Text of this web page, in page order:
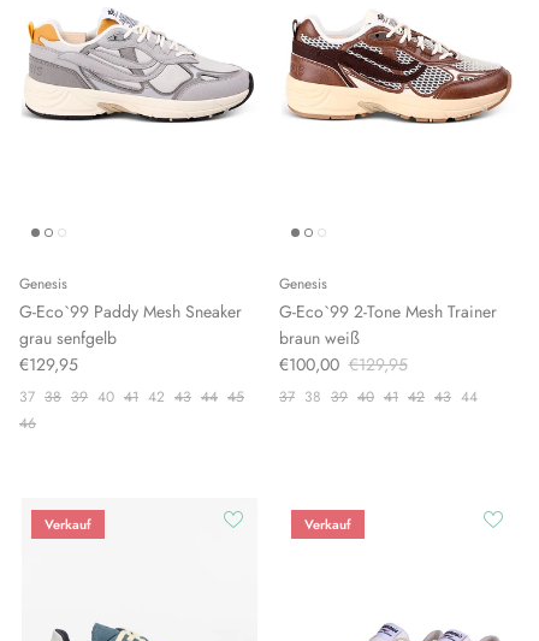
Genesis
G-Eco`99 Paddy Mesh Sneaker
grau senfgelb
€129,95
37 38 39 40 41 42 43 44 45
46
Genesis
G-Eco`99 2-Tone Mesh Trainer
braun weiß
€100,00 €129,95
37 38 39 40 41 42 43 44
Verkauf Verkauf